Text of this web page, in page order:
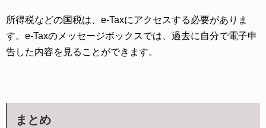
所得税などの国税は、e-Taxにアクセスする必要がありま
す。e-Taxのメッセージボックスでは、過去に自分で電子申
告した内容を見ることができます。
まとめ